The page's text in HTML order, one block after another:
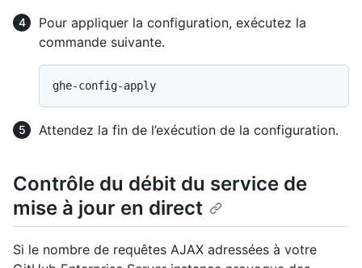
Pour appliquer la configuration, exécutez la
commande suivante.
Attendez la fin de l’exécution de la configuration.
Contrôle du débit du service de
mise à jour en direct
Si le nombre de requêtes AJAX adressées à votre